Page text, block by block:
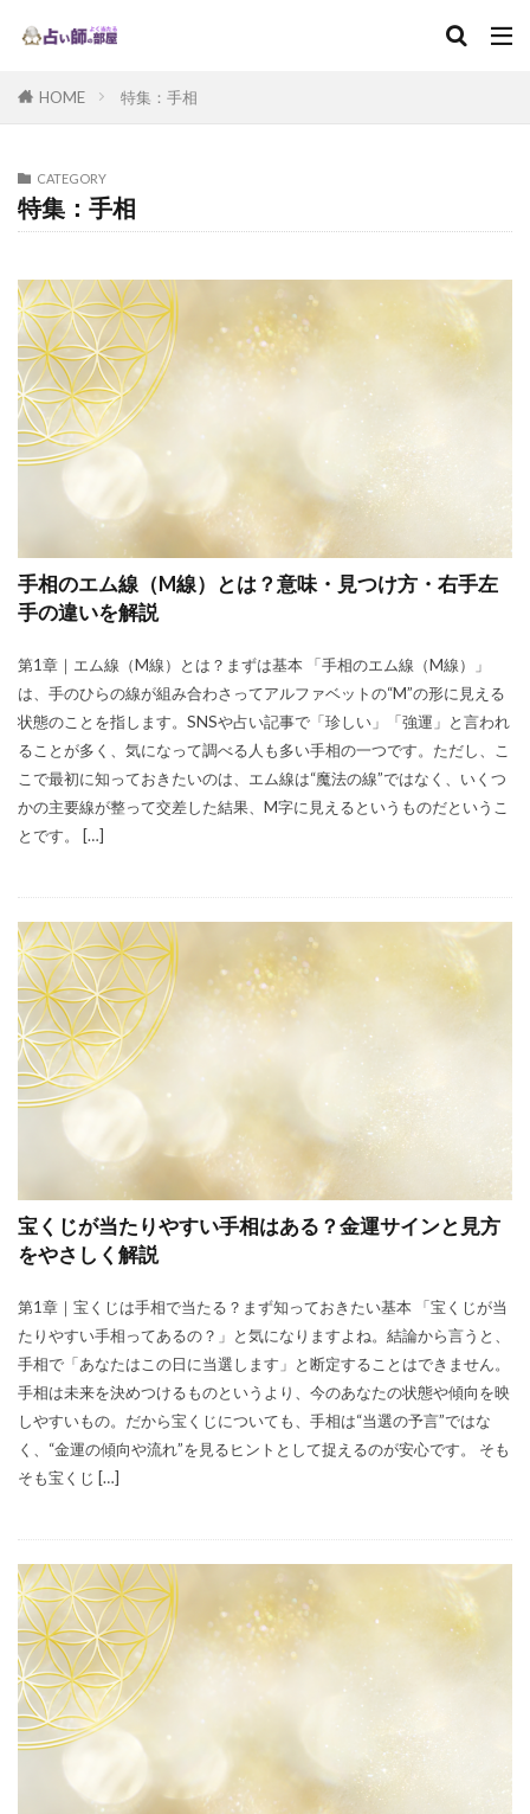
HOME 特集：手相
CATEGORY
特集：手相
手相のエム線（M線）とは？意味・見つけ方・右手左
手の違いを解説
第1章｜エム線（M線）とは？まずは基本 「手相のエム線（M線）」
は、手のひらの線が組み合わさってアルファベットの“M”の形に見える
状態のことを指します。SNSや占い記事で「珍しい」「強運」と言われ
ることが多く、気になって調べる人も多い手相の一つです。ただし、こ
こで最初に知っておきたいのは、エム線は“魔法の線”ではなく、いくつ
かの主要線が整って交差した結果、M字に見えるというものだというこ
とです。 […]
宝くじが当たりやすい手相はある？金運サインと見方
をやさしく解説
第1章｜宝くじは手相で当たる？まず知っておきたい基本 「宝くじが当
たりやすい手相ってあるの？」と気になりますよね。結論から言うと、
手相で「あなたはこの日に当選します」と断定することはできません。
手相は未来を決めつけるものというより、今のあなたの状態や傾向を映
しやすいもの。だから宝くじについても、手相は“当選の予言”ではな
く、“金運の傾向や流れ”を見るヒントとして捉えるのが安心です。 そも
そも宝くじ […]